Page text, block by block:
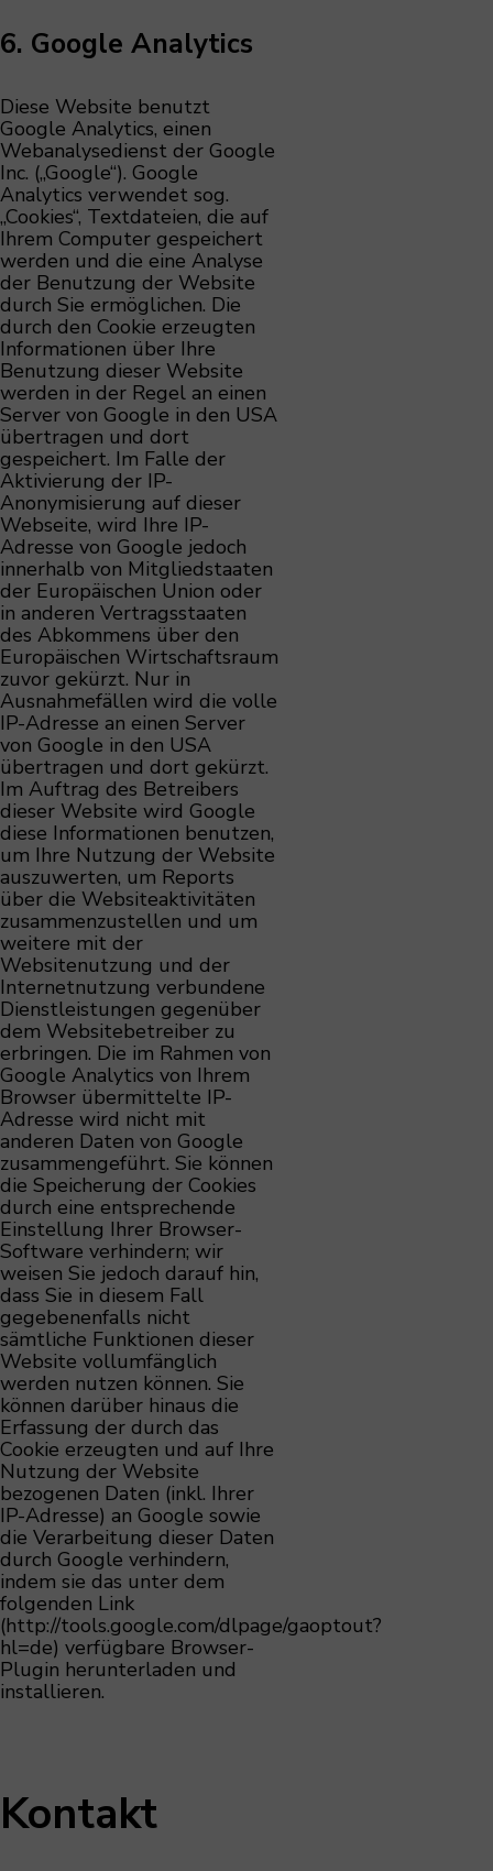
6. Google Analytics
Diese Website benutzt
Google Analytics, einen
Webanalysedienst der Google
Inc. („Google“). Google
Analytics verwendet sog.
„Cookies“, Textdateien, die auf
Ihrem Computer gespeichert
werden und die eine Analyse
der Benutzung der Website
durch Sie ermöglichen. Die
durch den Cookie erzeugten
Informationen über Ihre
Benutzung dieser Website
werden in der Regel an einen
Server von Google in den USA
übertragen und dort
gespeichert. Im Falle der
Aktivierung der IP-
Anonymisierung auf dieser
Webseite, wird Ihre IP-
Adresse von Google jedoch
innerhalb von Mitgliedstaaten
der Europäischen Union oder
in anderen Vertragsstaaten
des Abkommens über den
Europäischen Wirtschaftsraum
zuvor gekürzt. Nur in
Ausnahmefällen wird die volle
IP-Adresse an einen Server
von Google in den USA
übertragen und dort gekürzt.
Im Auftrag des Betreibers
dieser Website wird Google
diese Informationen benutzen,
um Ihre Nutzung der Website
auszuwerten, um Reports
über die Websiteaktivitäten
zusammenzustellen und um
weitere mit der
Websitenutzung und der
Internetnutzung verbundene
Dienstleistungen gegenüber
dem Websitebetreiber zu
erbringen. Die im Rahmen von
Google Analytics von Ihrem
Browser übermittelte IP-
Adresse wird nicht mit
anderen Daten von Google
zusammengeführt. Sie können
die Speicherung der Cookies
durch eine entsprechende
Einstellung Ihrer Browser-
Software verhindern; wir
weisen Sie jedoch darauf hin,
dass Sie in diesem Fall
gegebenenfalls nicht
sämtliche Funktionen dieser
Website vollumfänglich
werden nutzen können. Sie
können darüber hinaus die
Erfassung der durch das
Cookie erzeugten und auf Ihre
Nutzung der Website
bezogenen Daten (inkl. Ihrer
IP-Adresse) an Google sowie
die Verarbeitung dieser Daten
durch Google verhindern,
indem sie das unter dem
folgenden Link
(http://tools.google.com/dlpage/gaoptout?
hl=de) verfügbare Browser-
Plugin herunterladen und
installieren.
Kontakt